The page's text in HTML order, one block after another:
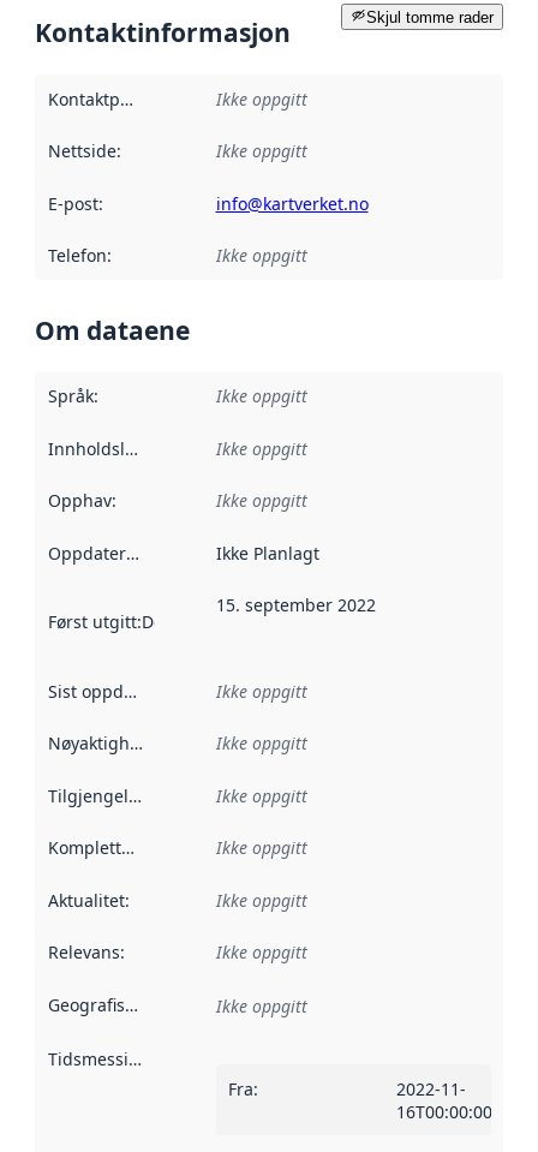
Skjul tomme rader
Kontaktinformasjon
Kontaktpunkt Ikke oppgitt
Nettside: Ikke oppgitt
E-post: info@kartverket.no
Telefon: Ikke oppgitt
Om dataene
Språk: Ikke oppgitt
Innholdsleverandører :
Ikke oppgitt
Opphav: Ikke oppgitt
Oppdateringsfrekvens :
Ikke Planlagt
Først utgitt:Denne datoen sier når dataene i dette
15. september 2022
Sist oppdatert Ikke oppgitt
Nøyaktighet Ikke oppgitt
Tilgjengelighet Ikke oppgitt
Kompletthet Ikke oppgitt
Aktualitet: Ikke oppgitt
Relevans: Ikke oppgitt
Geografisk avgrensning :
Ikke oppgitt
Tidsmessig avgrensning
Fra:
2022-11-
16T00:00:00Z